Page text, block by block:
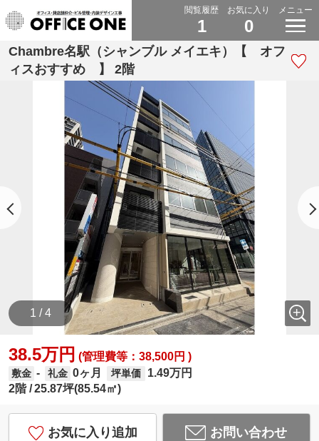
閲覧履歴
1
お気に入り
0
メニュー
Chambre名駅（シャンブル メイエキ）【 オフ
ィスおすすめ 】 2階
1 / 4
38.5万円 (管理費等：38,500円 )
敷金 - 礼金 0ヶ月 坪単価
1.49万円
2階 25.87坪(85.54㎡)
お気に入り追加 お問い合わせ